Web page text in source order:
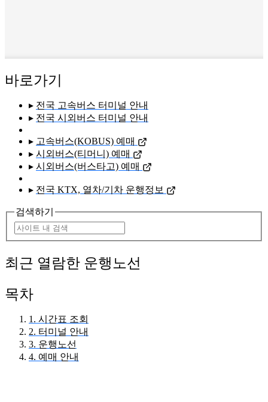
바로가기
▸ 전국 고속버스 터미널 안내
▸ 전국 시외버스 터미널 안내
▸ 고속버스(KOBUS) 예매
▸ 시외버스(티머니) 예매
▸ 시외버스(버스타고) 예매
▸ 전국 KTX, 열차/기차 운행정보
검색하기
최근 열람한 운행노선
목차
1. 시간표 조회
2. 터미널 안내
3. 운행노선
4. 예매 안내